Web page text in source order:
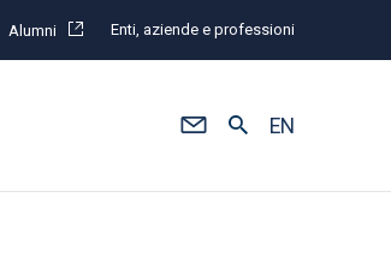
Alumni Enti, aziende e professioni
EN